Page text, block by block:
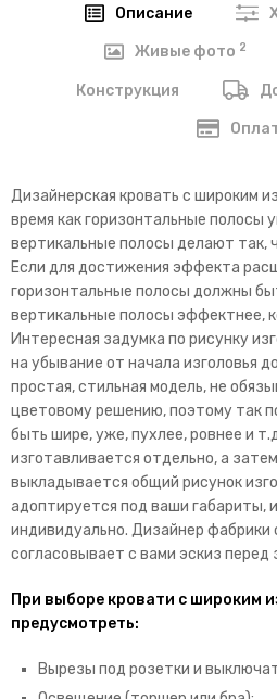
Описание
Живые фото 2
Конструкция
Дизайнерская кровать с широким
время как горизонтальные полосы
вертикальные полосы делают так,
Если для достижения эффекта
горизонтальные полосы должны
вертикальные полосы эффектнее,
Интересная задумка по рисунку
на убывание от начала изголовья
простая, стильная модель, не
цветовому решению, поэтому так
быть шире, уже, пухлее, ровнее и
изготавливается отдельно, а
выкладывается общий рисунок
адоптируется под ваши габариты,
индивидуально. Дизайнер фабрики
согласовывает с вами эскиз перед
При выборе кровати с широким
предусмотреть:
Вырезы под розетки и